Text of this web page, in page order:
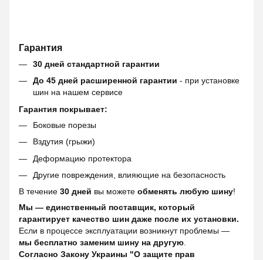
Гарантия
30 дней стандартной гарантии
До 45 дней расширенной гарантии - при установке
шин на нашем сервисе
Гарантия покрывает:
Боковые порезы
Вздутия (грыжи)
Деформацию протектора
Другие повреждения, влияющие на безопасность
В течение 30 дней вы можете обменять любую шину!
Мы — единственный поставщик, который
гарантирует качество шин даже после их установки.
Если в процессе эксплуатации возникнут проблемы —
мы бесплатно заменим шину на другую.
Согласно Закону Украины "О защите прав